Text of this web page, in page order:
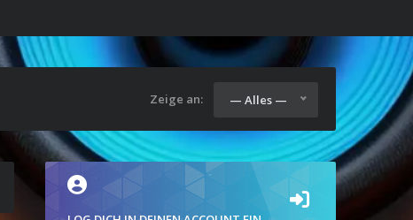
Zeige an: — Alles —